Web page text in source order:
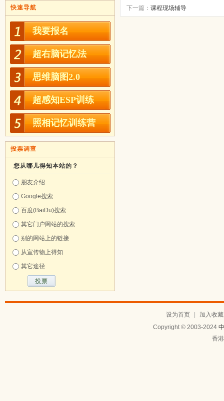
下一篇： 课程现场辅导
快速导航
我要报名
超右脑记忆法
思维脑图2.0
超感知ESP训练
照相记忆训练营
投票调查
您从哪儿得知本站的？
朋友介绍
Google搜索
百度(BaiDu)搜索
其它门户网站的搜索
别的网站上的链接
从宣传物上得知
其它途径
设为首页
加入收藏
Copyright © 2003-2024
香